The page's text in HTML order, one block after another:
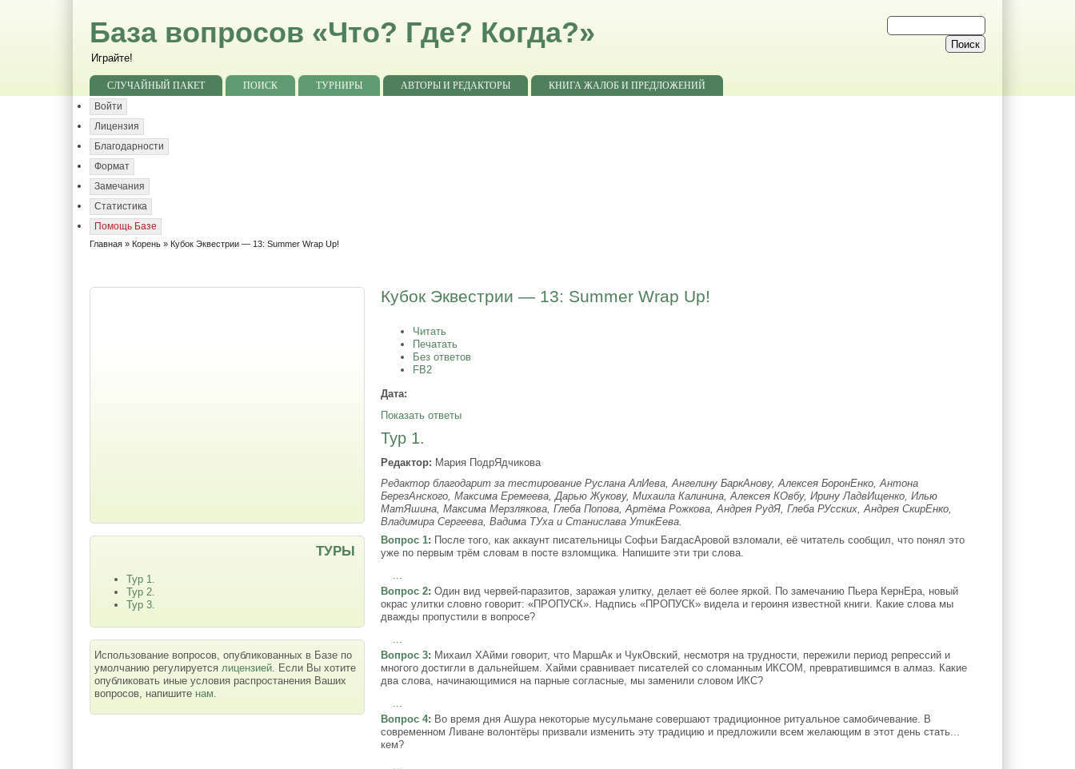
База вопросов «Что? Где? Когда?»
Играйте!
СЛУЧАЙНЫЙ ПАКЕТ ПОИСК ТУРНИРЫ АВТОРЫ И РЕДАКТОРЫ
КНИГА ЖАЛОБ И ПРЕДЛОЖЕНИЙ
Войти
Лицензия
Благодарности
Формат
Замечания
Статистика
Помощь Базе
Главная » Корень » Кубок Эквестрии — 13: Summer Wrap Up!
Кубок Эквестрии — 13: Summer Wrap Up!
Читать
Печатать
Без ответов
FB2
Дата:
Показать ответы
Тур 1.
Редактор: Мария ПодрЯдчикова
Редактор благодарит за тестирование Руслана АлИева, Ангелину БаркАнову, Алексея БоронЕнко, Антона
БерезАнского, Максима Еремеева, Дарью Жукову, Михаила Калинина, Алексея КОвбу, Ирину ЛадвИщенко, Илью
МатЯшина, Максима Мерзлякова, Глеба Попова, Артёма Рожкова, Андрея РудЯ, Глеба РУсских, Андрея СкирЕнко,
Владимира Сергеева, Вадима ТУха и Станислава УтикЕева.
Вопрос 1: После того, как аккаунт писательницы Софьи БагдасАровой взломали, её читатель сообщил, что понял это
уже по первым трём словам в посте взломщика. Напишите эти три слова.
Вопрос 2: Один вид червей-паразитов, заражая улитку, делает её более яркой. По замечанию Пьера КернЕра, новый
окрас улитки словно говорит: «ПРОПУСК». Надпись «ПРОПУСК» видела и героиня известной книги. Какие слова мы
дважды пропустили в вопросе?
Вопрос 3: Михаил ХАйми говорит, что МаршАк и ЧукОвский, несмотря на трудности, пережили период репрессий и
многого достигли в дальнейшем. Хайми сравнивает писателей со сломанным ИКСОМ, превратившимся в алмаз. Какие
два слова, начинающимися на парные согласные, мы заменили словом ИКС?
Вопрос 4: Во время дня Ашура некоторые мусульмане совершают традиционное ритуальное самобичевание. В
современном Ливане волонтёры призвали изменить эту традицию и предложили всем желающим в этот день стать...
кем?
...
ТУРЫ
Тур 1.
Тур 2.
Тур 3.
Использование вопросов, опубликованных в Базе по
умолчанию регулируетсялицензией. Если Вы хотите
опубликовать иные условия распростанения Ваших
вопросов, напишите нам.